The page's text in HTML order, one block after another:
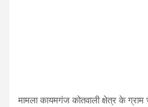
मामला कायमगंज कोतवाली क्षेत्र के ग्राम